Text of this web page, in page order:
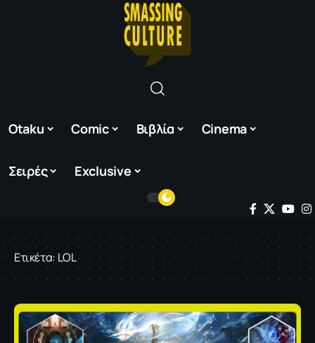
Otaku Comic Βιβλία Cinema
Σειρές Exclusive
Ετικέτα:LOL